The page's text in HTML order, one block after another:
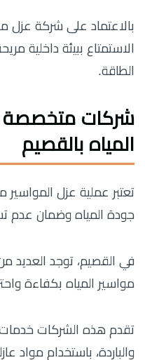
بالاعتماد على شركة عزل
الاستمتاع ببيئة داخلية
الطاقة.
شركات متخصصة
المياه بالقصيم
تعتبر عملية عزل المواسير
جودة المياه وضمان عدم
في القصيم، توجد العديد
مواسير المياه بكفاءة
تقدم هذه الشركات
والباردة، باستخدام مواد